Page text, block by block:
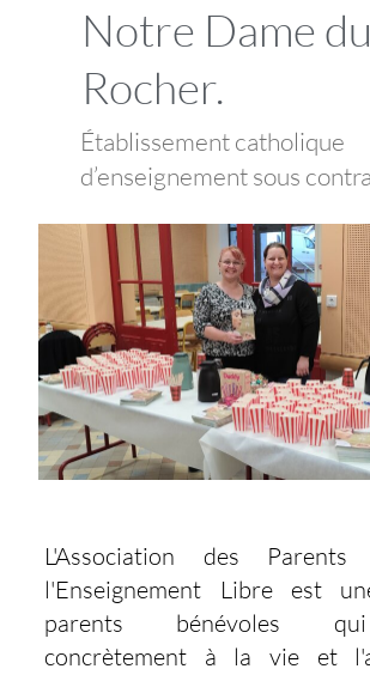
Notre Dame du
Rocher.
Établissement catholique
d’enseignement sous
L'Association des
l'Enseignement Libre est
parents bénévoles
concrètement à la vie et